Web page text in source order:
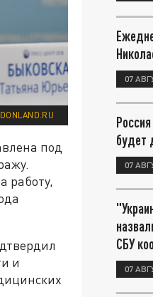
под
работу,
и
07
будет
07
СБУ
07